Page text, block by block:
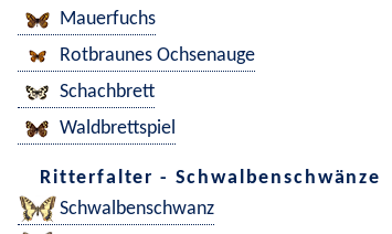
Mauerfuchs
Rotbraunes Ochsenauge
Schachbrett
Waldbrettspiel
Ritterfalter - Schwalbenschwänze
Schwalbenschwanz